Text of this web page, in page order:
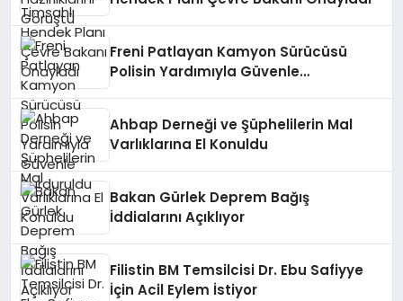
Freni Patlayan Kamyon Sürücüsü
Polisin Yardımıyla Güvenle
Ahbap Derneği ve Şüphelilerin Mal
Varlıklarına El Konuldu
Bakan Gürlek Deprem Bağış
İddialarını Açıklıyor
Filistin BM Temsilcisi Dr. Ebu Safiyye
İçin Acil Eylem İstiyor